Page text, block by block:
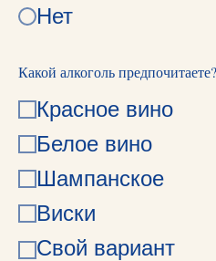
Нет
Какой алкоголь предпочитаете?
Красное вино
Белое вино
Шампанское
Виски
Свой вариант